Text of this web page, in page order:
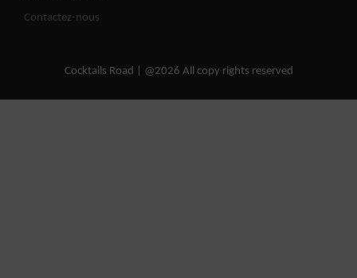
Contactez-nous
Cocktails Road | @2026 All copy rights reserved